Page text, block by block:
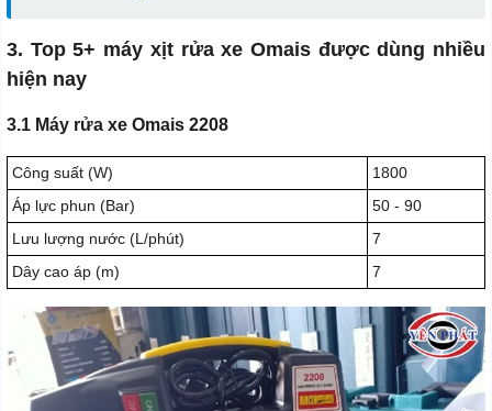
3. Top 5+ máy xịt rửa xe Omais được dùng nhiều
hiện nay
3.1 Máy rửa xe Omais 2208
Công suất (W)
1800
Áp lực phun (Bar)
50 - 90
Lưu lượng nước (L/phút)
7
Dây cao áp (m)
7